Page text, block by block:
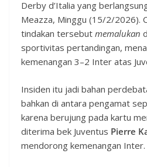
Derby d’Italia yang
Meazza, Minggu (15/2/2026).
tindakan tersebut memalukan
sportivitas pertandingan,
kemenangan 3–2 Inter atas
Insiden itu jadi bahan
bahkan di antara pengamat
karena berujung pada kartu
diterima bek Juventus Pierre
mendorong kemenangan Inter.